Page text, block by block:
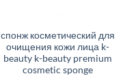
спонж косметический для
очищения кожи лица k-
beauty k-beauty premium
cosmetic sponge